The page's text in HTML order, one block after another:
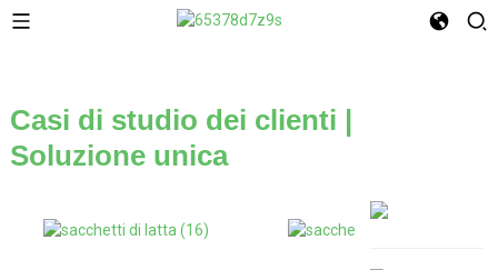
Casi di studio dei clienti |
Soluzione unica